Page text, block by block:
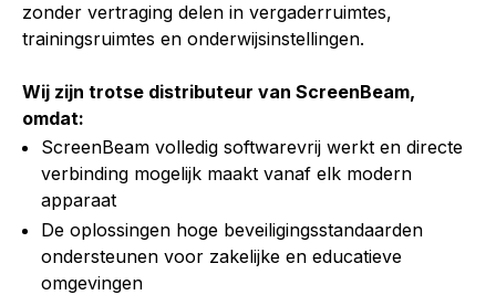
zonder vertraging delen in vergaderruimtes,
trainingsruimtes en onderwijsinstellingen.
Wij zijn trotse distributeur van ScreenBeam,
omdat:
ScreenBeam volledig softwarevrij werkt en directe
verbinding mogelijk maakt vanaf elk modern
apparaat
De oplossingen hoge beveiligingsstandaarden
ondersteunen voor zakelijke en educatieve
omgevingen